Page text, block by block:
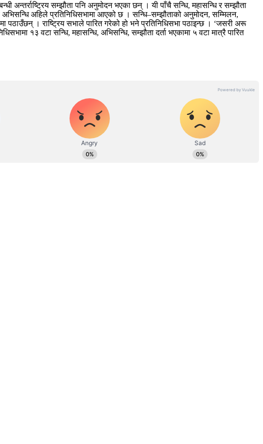
अन्तर्राष्ट्रिय सम्झौता पनि अनुमोदन भएका छन् । यी पाँचै सन्धि, महासन्धि र सम्झौता
अभिसन्धि अहिले प्रतिनिधिसभामा आएको छ । सन्धि–सम्झौताको अनुमोदन, सम्मिलन,
पठाउँछन् । राष्ट्रिय सभाले पारित गरेको हो भने प्रतिनिधिसभा पठाइन्छ । ‘जसरी अरू
१३ वटा सन्धि, महासन्धि, अभिसन्धि, सम्झौता दर्ता भएकामा ५ वटा मात्रै पारित